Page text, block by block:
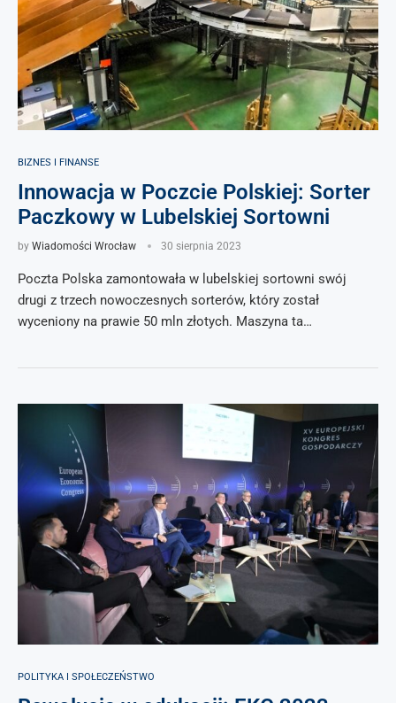
BIZNES I FINANSE
Innowacja w Poczcie Polskiej: Sorter
Paczkowy w Lubelskiej Sortowni
by Wiadomości Wrocław 30 sierpnia 2023
Poczta Polska zamontowała w lubelskiej sortowni swój
drugi z trzech nowoczesnych sorterów, który został
wyceniony na prawie 50 mln złotych. Maszyna ta…
POLITYKA I SPOŁECZEŃSTWO